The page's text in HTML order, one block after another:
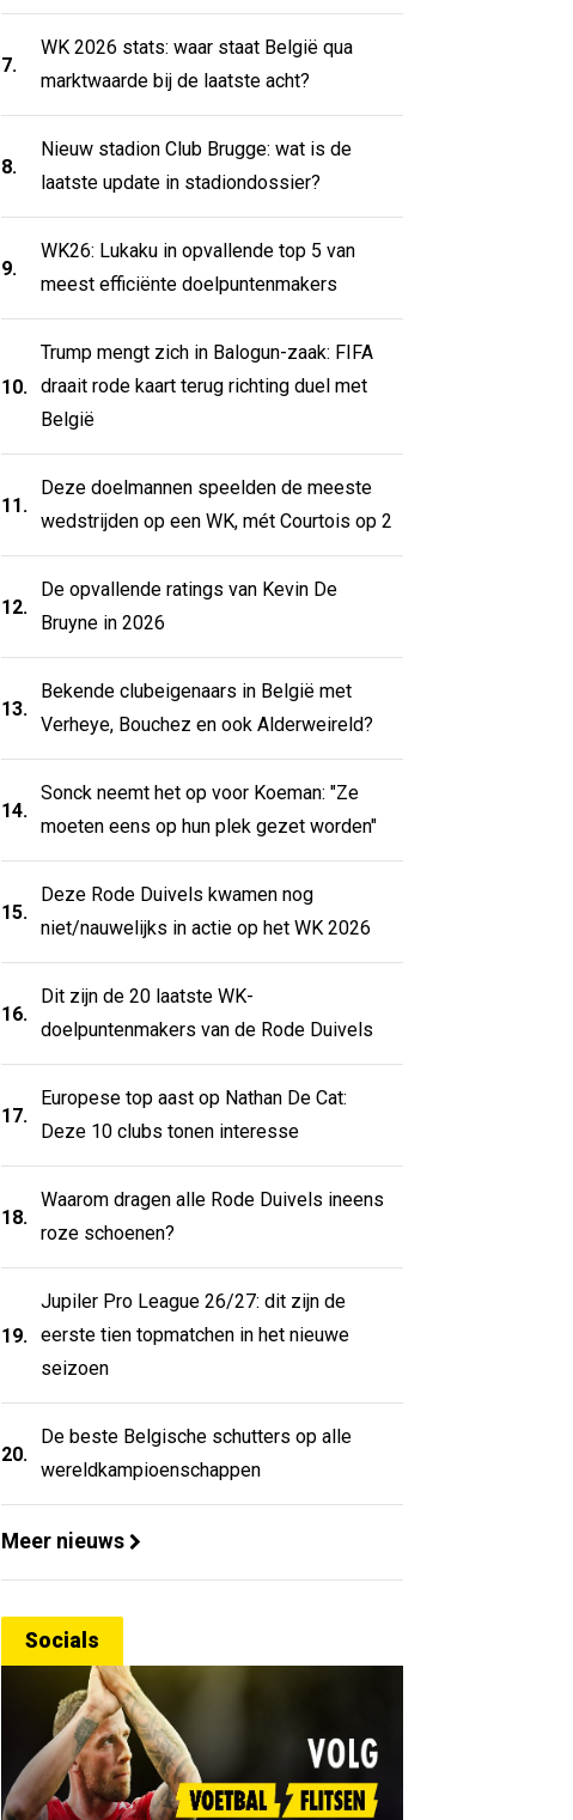
7.
WK 2026 stats: waar staat België qua
marktwaarde bij de laatste acht?
8.
Nieuw stadion Club Brugge: wat is de
laatste update in stadiondossier?
9.
WK26: Lukaku in opvallende top 5 van
meest efficiënte doelpuntenmakers
10.
Trump mengt zich in Balogun-zaak: FIFA
draait rode kaart terug richting duel met
België
11.
Deze doelmannen speelden de meeste
wedstrijden op een WK, mét Courtois op 2
12.
De opvallende ratings van Kevin De
Bruyne in 2026
13.
Bekende clubeigenaars in België met
Verheye, Bouchez en ook Alderweireld?
14.
Sonck neemt het op voor Koeman: "Ze
moeten eens op hun plek gezet worden"
15.
Deze Rode Duivels kwamen nog
niet/nauwelijks in actie op het WK 2026
16.
Dit zijn de 20 laatste WK-
doelpuntenmakers van de Rode Duivels
17.
Europese top aast op Nathan De Cat:
Deze 10 clubs tonen interesse
18.
Waarom dragen alle Rode Duivels ineens
roze schoenen?
19.
Jupiler Pro League 26/27: dit zijn de
eerste tien topmatchen in het nieuwe
seizoen
20.
De beste Belgische schutters op alle
wereldkampioenschappen
Meer nieuws
Socials